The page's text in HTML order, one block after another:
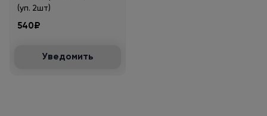
(уп. 2шт)
540₽
Уведомить